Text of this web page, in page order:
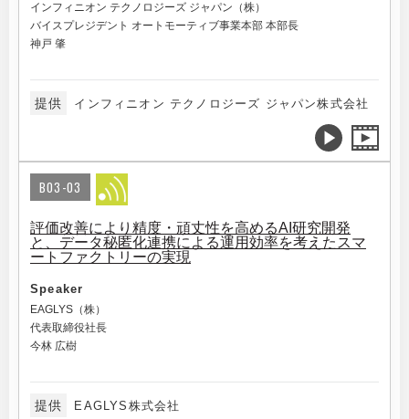
インフィニオン テクノロジーズ ジャパン（株）
バイスプレジデント オートモーティブ事業本部 本部長
神戸 肇
提供 インフィニオン テクノロジーズ ジャパン株式会社
B03-03
評価改善により精度・頑丈性を高めるAI研究開発
と、データ秘匿化連携による運用効率を考えたスマ
ートファクトリーの実現
Speaker
EAGLYS（株）
代表取締役社長
今林 広樹
提供 EAGLYS株式会社